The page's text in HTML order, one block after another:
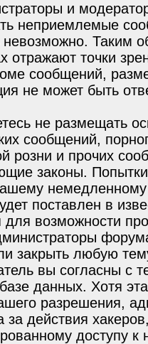
и
неприемлемые
невозможно. Таким
отражают точки
сообщений,
не может быть
не размещать
сообщений,
розни и прочих
законы.
поставлен в
для возможности
закрыть любую
вы согласны с
данных. Хотя
разрешения,
за действия
доступу к